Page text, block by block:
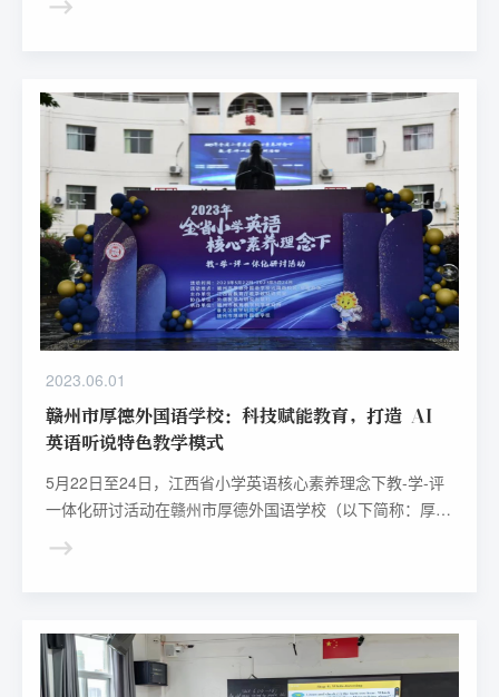
2023.06.01
赣州市厚德外国语学校：科技赋能教育，打造 AI
英语听说特色教学模式
5月22日至24日，江西省小学英语核心素养理念下教-学-评
一体化研讨活动在赣州市厚德外国语学校（以下简称：厚
力打造英语听说特色教学模式，取得了显著成效。